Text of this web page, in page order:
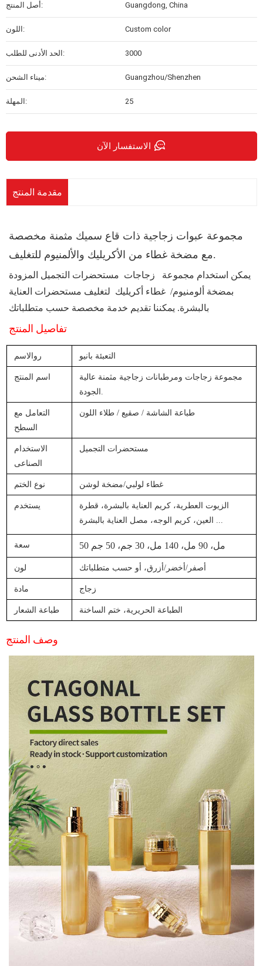
أصل المنتج: Guangdong, China
اللون: Custom color
الحد الأدنى للطلب: 3000
ميناء الشحن: Guangzhou/Shenzhen
المهلة: 25
الاستفسار الآن
مقدمة المنتج
مجموعة عبوات زجاجية ذات قاع سميك مثمنة مخصصة
مع مضخة غطاء من الأكريليك والألمنيوم للتغليف.
يمكن استخدام مجموعة زجاجات مستحضرات التجميل المزودة
بمضخة ألومنيوم/ غطاء أكريليك لتغليف مستحضرات العناية
بالبشرة.
تفاصيل المنتج
ر والاسم التعبئة بانيو
اسم المنتج
مجموعة زجاجات ومرطبانات زجاجية مثمنة عالية
الجودة.
التعامل مع
السطح
طباعة الشاشة / صقيع / طلاء اللون
الاستخدام
الصناعى
مستحضرات التجميل
نوع الختم غطاء لولبي/مضخة لوشن
يستخدم
الزيوت العطرية، كريم العناية بالبشرة، قطرة
...
سعة 50 مل، 90 مل، 140 مل، 30 جم، 50 جم
لون أصفر/أخضر/أزرق، أو حسب متطلباتك
مادة زجاج
طباعة الشعار الطباعة الحريرية، ختم الساخنة
وصف المنتج